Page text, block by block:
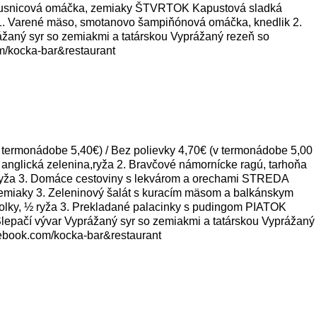
omáčka, zemiaky ŠTVRTOK Kapustová sladká
mäso, smotanovo šampiňónová omáčka, knedlik 2.
syr so zemiakmi a tatárskou Vyprážaný rezeň so
kocka-bar&restaurant
5,40€) / Bez polievky 4,70€ (v termonádobe 5,00
zelenina,ryža 2. Bravčové námornícke ragú, tarhoňa
3. Domáce cestoviny s lekvárom a orechami STREDA
3. Zeleninový šalát s kuracím mäsom a balkánskym
½ ryža 3. Prekladané palacinky s pudingom PIATOK
vývar Vyprážaný syr so zemiakmi a tatárskou Vyprážaný
kocka-bar&restaurant